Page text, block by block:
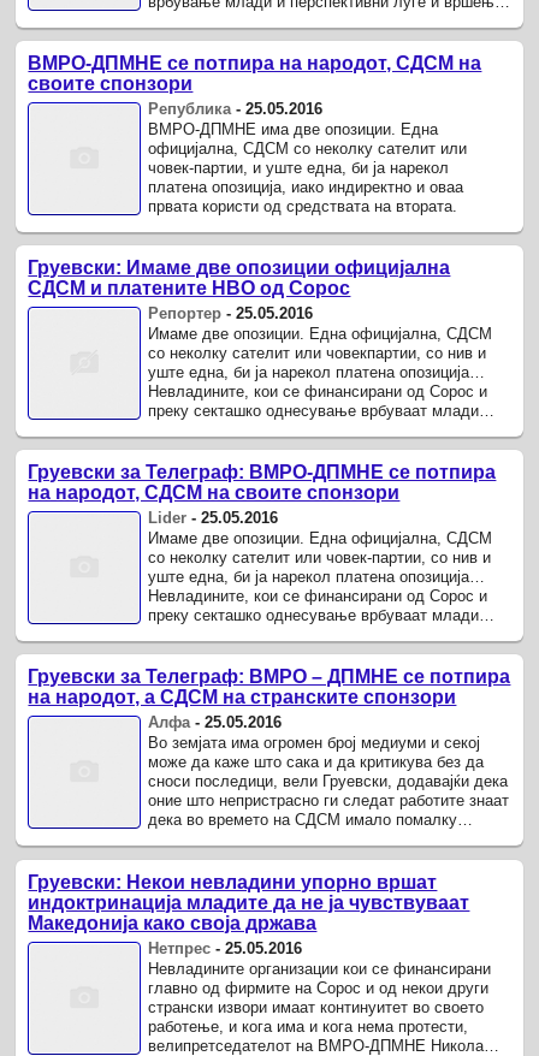
ВМРО-ДПМНЕ се потпира на народот, СДСМ на
своите спонзори
Република -25.05.2016
ВМРО-ДПМНЕ има две опозиции. Една
официјална, СДСМ со неколку сателит или
човек-партии, и уште една, би ја нарекол
платена опозиција, иако индиректно и оваа
првата користи од средствата на втората.
Груевски: Имаме две опозиции официјална
СДСМ и платените НВО од Сорос
Репортер -25.05.2016
Имаме две опозиции. Една официјална, СДСМ
со неколку сателит или човек­партии, со нив и
уште една, би ја нарекол платена опозиција…
Невладините, кои се финансирани од Сорос и
преку секташко однесување врбуваат млади
Груевски за Телеграф: ВМРО-ДПМНЕ се потпира
на народот, СДСМ на своите спонзори
Lider -25.05.2016
Имаме две опозиции. Една официјална, СДСМ
со неколку сателит или човек-партии, со нив и
уште една, би ја нарекол платена опозиција…
Невладините, кои се финансирани од Сорос и
преку секташко однесување врбуваат млади
Груевски за Телеграф: ВМРО – ДПМНЕ се потпира
на народот, а СДСМ на странските спонзори
Алфа-25.05.2016
Во земјата има огромен број медиуми и секој
може да каже што сака и да критикува без да
сноси последици, вели Груевски, додавајќи дека
оние што непристрасно ги следат работите знаат
дека во времето на СДСМ имало помалку
Груевски: Некои невладини упорно вршат
индоктринација младите да не ја чувствуваат
Македонија како своја држава
Нетпрес -25.05.2016
Невладините организации кои се финансирани
главно од фирмите на Сорос и од некои други
странски извори имаат континуитет во своето
работење, и кога има и кога нема протести,
велипретседателот на ВМРО-ДПМНЕ Никола